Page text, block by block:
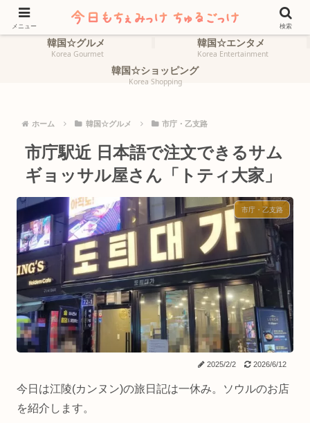
ホーム
HOME
韓国☆旅行
韓国☆グルメ
Korea Gourmet
韓国☆エンタメ
Korea Entertainment
韓国☆ショッピング
Korea Shopping
ホーム 韓国☆グルメ 市庁・乙支路
市庁駅近 日本語で注文できるサム
ギョッサル屋さん「トティ大家」
市庁・乙支路
2025/2/2 2026/6/12
今日は江陵(カンヌン)の旅日記は一休み。ソウルのお店
を紹介します。
メニュー 検索